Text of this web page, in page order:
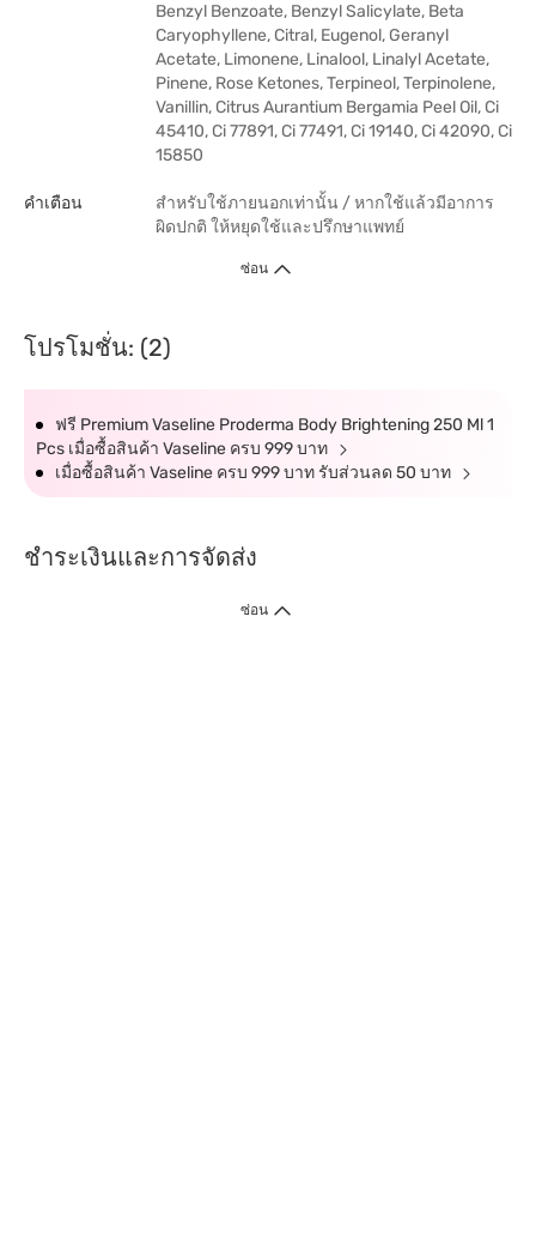
Benzyl Benzoate, Benzyl Salicylate, Beta
Caryophyllene, Citral, Eugenol, Geranyl
Acetate, Limonene, Linalool, Linalyl Acetate,
Pinene, Rose Ketones, Terpineol, Terpinolene,
Vanillin, Citrus Aurantium Bergamia Peel Oil, Ci
45410, Ci 77891, Ci 77491, Ci 19140, Ci 42090, Ci
15850
คำเตือน
สำหรับใช้ภายนอกเท่านั้น / หากใช้แล้วมีอาการ
ผิดปกติ ให้หยุดใช้และปรึกษาแพทย์
ซ่อน
โปรโมชั่น: (2)
ฟรี Premium Vaseline Proderma Body Brightening 250 Ml 1
Pcs เมื่อซื้อสินค้า Vaseline ครบ 999 บาท
เมื่อซื้อสินค้า Vaseline ครบ 999 บาท รับส่วนลด 50 บาท
ชำระเงินและการจัดส่ง
ซ่อน